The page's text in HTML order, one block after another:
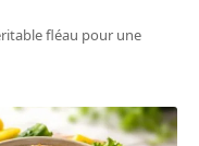
fléau pour une